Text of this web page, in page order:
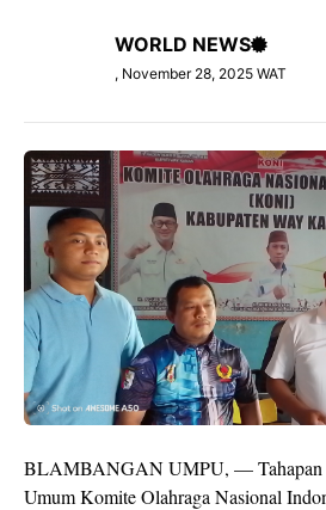
WORLD NEWS
, November 28, 2025 WAT
BLAMBANGAN UMPU, — Tahapan
Umum Komite Olahraga Nasional